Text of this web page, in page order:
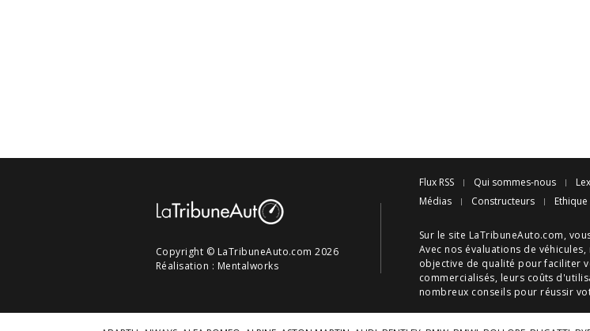
Copyright © LaTribuneAuto.com 2026
Réalisation : Mentalworks
Flux RSS Qui sommes-nous
Médias
Constructeurs Ethique
Sur le site LaTribuneAuto.com,
Avec nos évaluations de véhicules,
objective de qualité pour faciliter
commercialisés, leurs coûts
nombreux conseils pour réussir